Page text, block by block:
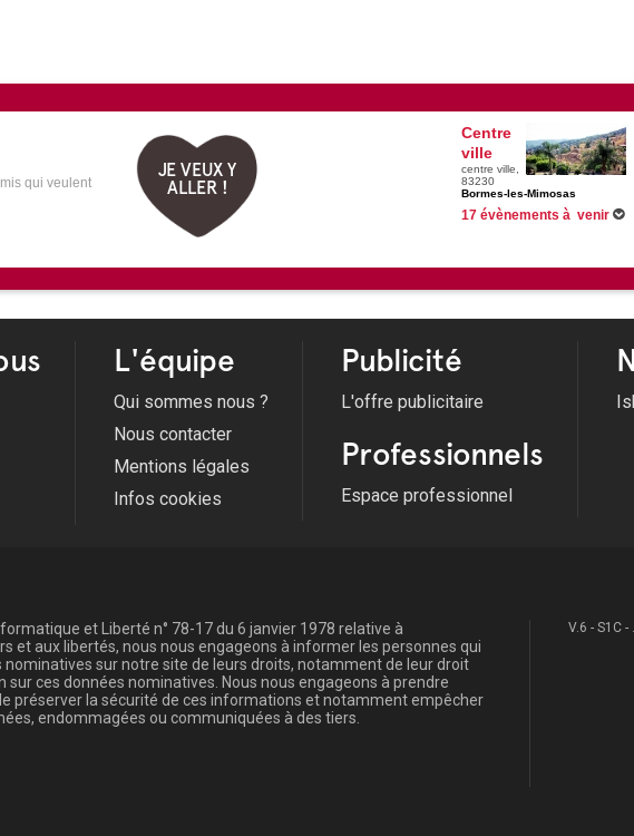
qui veulent
JE VEUX Y
ALLER !
Centre
ville
centre ville,
83230
Bormes-les-Mimosas
17 évènements à venir
Du 01/07/2026 au 26/08/2026 -
Voir tous les évènements
L'équipe
Qui sommes nous ?
Nous contacter
Mentions légales
Infos cookies
Publicité
L'offre publicitaire
Professionnels
Espace professionnel
et Liberté n° 78-17 du 6 janvier 1978 relative à
et aux libertés, nous nous engageons à informer les personnes qui
sur notre site de leurs droits, notamment de leur droit
sur ces données nominatives. Nous nous engageons à prendre
préserver la sécurité de ces informations et notamment empêcher
endommagées ou communiquées à des tiers.
V.6 - S1C